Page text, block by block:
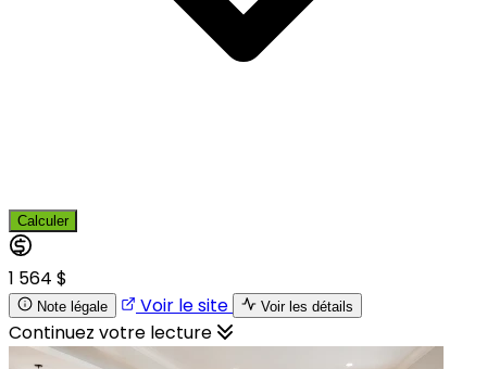
Calculer
1 564 $
Note légale Voir le site Voir les détails
Continuez votre lecture